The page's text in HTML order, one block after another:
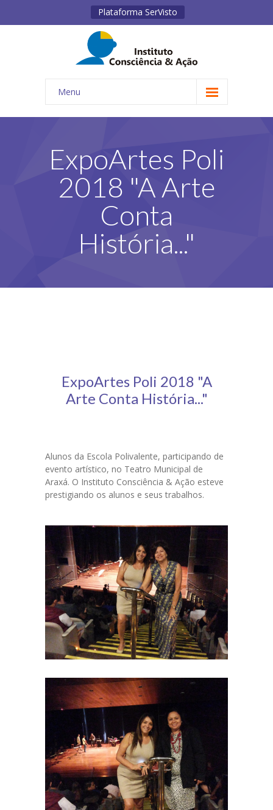
Plataforma SerVisto
Menu
INÍCIO
-- QUEM SOMOS
-- ESTATUTO
-- REGIMENTO INTERNO
-- MISSÃO, VISÃO, PRINCÍPIOS E VALORES
---- FICHA CADASTRAL
PROJETOS
LIVRO
GALERIA
-- EVENTOS
-- VÍDEOS
FALE CONOSCO
ExpoArtes Poli
2018 "A Arte
Conta
História..."
ExpoArtes Poli 2018 "A
Arte Conta História..."
Alunos da Escola Polivalente, participando de
evento artístico, no Teatro Municipal de
Araxá. O Instituto Consciência & Ação esteve
prestigiando os alunos e seus trabalhos.